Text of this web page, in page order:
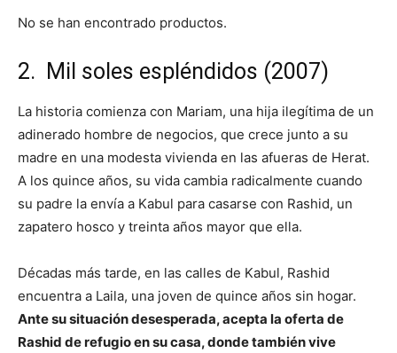
No se han encontrado productos.
2. Mil soles espléndidos (2007)
La historia comienza con Mariam, una hija ilegítima de un
adinerado hombre de negocios, que crece junto a su
madre en una modesta vivienda en las afueras de Herat.
A los quince años, su vida cambia radicalmente cuando
su padre la envía a Kabul para casarse con Rashid, un
zapatero hosco y treinta años mayor que ella.
Décadas más tarde, en las calles de Kabul, Rashid
encuentra a Laila, una joven de quince años sin hogar.
Ante su situación desesperada, acepta la oferta de
Rashid de refugio en su casa, donde también vive